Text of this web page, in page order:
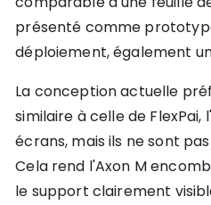
présenté comme
déploiement, également
La conception actuelle
similaire à celle de FlexPai,
écrans, mais ils ne sont
Cela rend l'Axon M
le support clairement